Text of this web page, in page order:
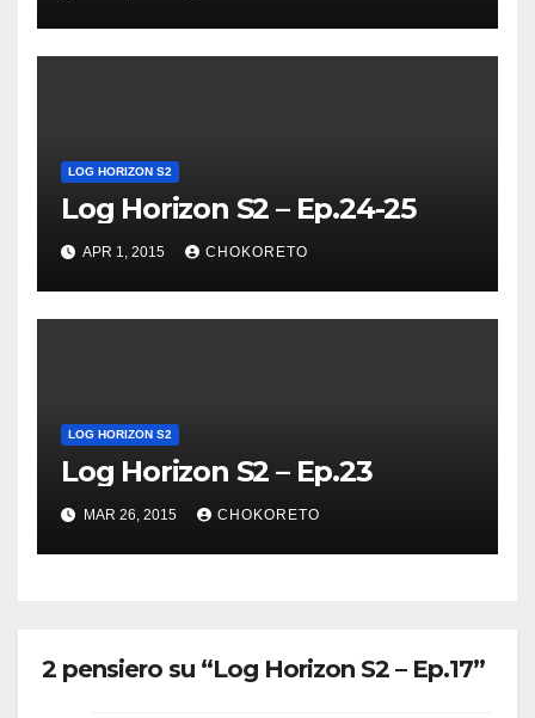
LOG HORIZON S2
Log Horizon S2 – Ep.24-25
APR 1, 2015 CHOKORETO
LOG HORIZON S2
Log Horizon S2 – Ep.23
MAR 26, 2015 CHOKORETO
2 pensiero su “Log Horizon S2 – Ep.17”